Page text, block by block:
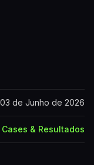
03 de Junho de 2026
Cases & Resultados